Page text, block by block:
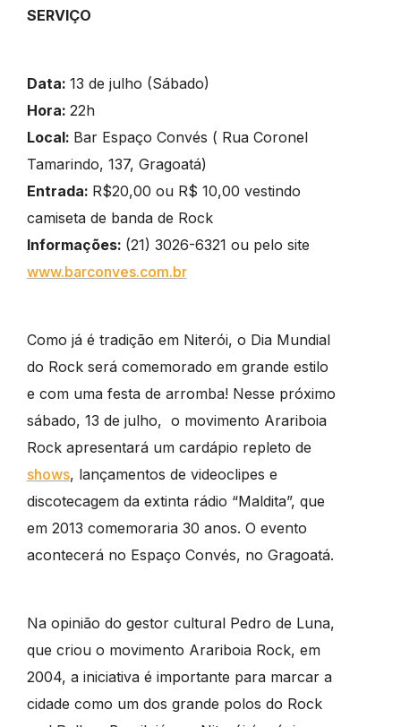
SERVIÇO
Data: 13 de julho (Sábado)
Hora: 22h
Local: Bar Espaço Convés ( Rua Coronel
Tamarindo, 137, Gragoatá)
Entrada: R$20,00 ou R$ 10,00 vestindo
camiseta de banda de Rock
Informações: (21) 3026-6321 ou pelo site
www.barconves.com.br
Como já é tradição em Niterói, o Dia Mundial
do Rock será comemorado em grande estilo
e com uma festa de arromba! Nesse próximo
sábado, 13 de julho, o movimento Arariboia
Rock apresentará um cardápio repleto de
shows, lançamentos de videoclipes e
discotecagem da extinta rádio “Maldita”, que
em 2013 comemoraria 30 anos. O evento
acontecerá no Espaço Convés, no Gragoatá.
Na opinião do gestor cultural Pedro de Luna,
que criou o movimento Arariboia Rock, em
2004, a iniciativa é importante para marcar a
cidade como um dos grande polos do Rock